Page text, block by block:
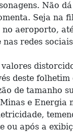
Não
Seja na
aeroporto,
redes
deste
de tamanho
e Energia
ou após a